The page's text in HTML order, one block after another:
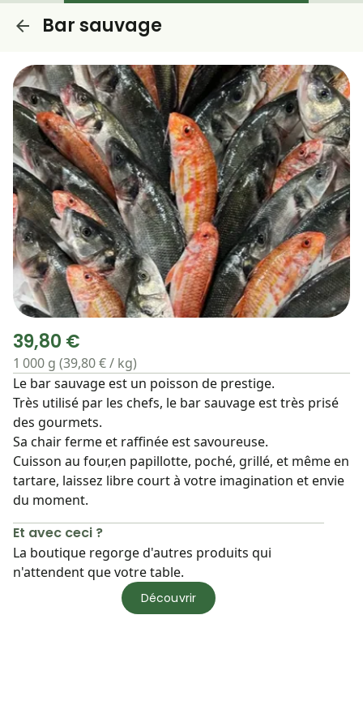
Bar sauvage
39,80 €
1 000 g (39,80 € / kg)
Le bar sauvage est un poisson de prestige.
Très utilisé par les chefs, le bar sauvage est très prisé
des gourmets.
Sa chair ferme et raffinée est savoureuse.
Cuisson au four,en papillotte, poché, grillé, et même en
tartare, laissez libre court à votre imagination et envie
du moment.
Et avec ceci ?
La boutique regorge d'autres produits qui
n'attendent que votre table.
Découvrir